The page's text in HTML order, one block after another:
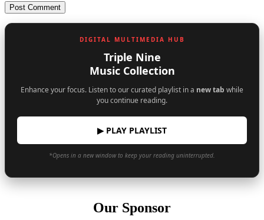
DIGITAL MULTIMEDIA HUB
Triple Nine
Music Collection
Enhance your focus. Listen to our curated playlist in a new tab while
you continue reading.
▶ PLAY PLAYLIST
*Opens in a new window to keep your reading uninterrupted.
Our Sponsor